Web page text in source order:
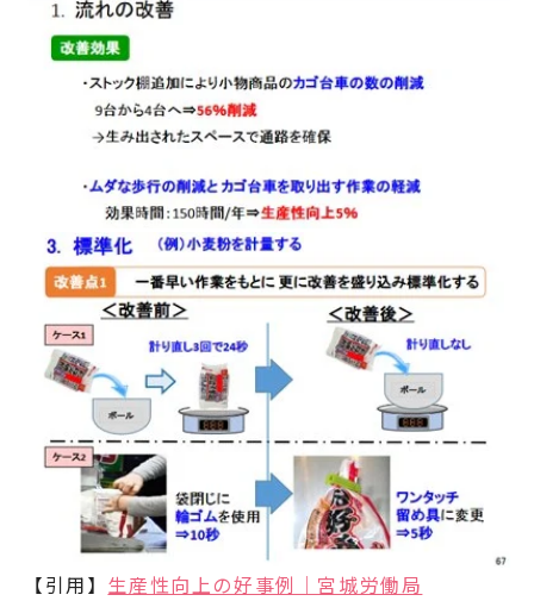
【引用】 生産性向上の好事例｜宮城労働局